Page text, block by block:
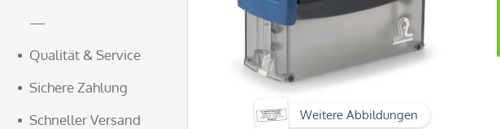
—
Qualität & Service
Sichere Zahlung
Schneller Versand
Weitere Abbildungen